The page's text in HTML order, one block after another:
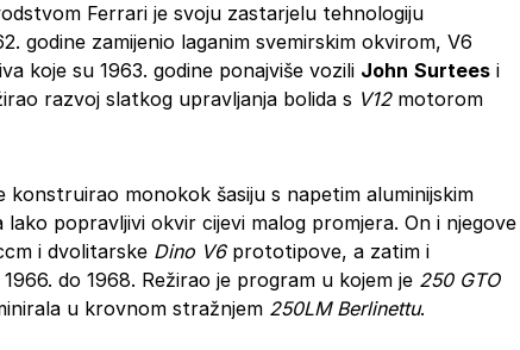
Ferrari je svoju zastarjelu tehnologiju
godine zamijenio laganim svemirskim okvirom, V6
koje su 1963. godine ponajviše vozili John Surtees i
razvoj slatkog upravljanja bolida s V12motorom
konstruirao monokok šasiju s napetim aluminijskim
popravljivi okvir cijevi malog promjera. On i njegove
i dvolitarske Dino V6prototipove, a zatim i
do 1968. Režirao je program u kojem je 250 GTO
u krovnom stražnjem 250LM Berlinettu.